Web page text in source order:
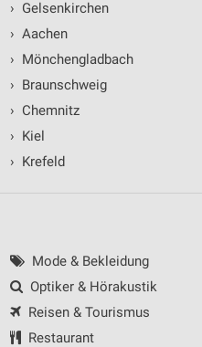
› Gelsenkirchen
› Aachen
› Mönchengladbach
› Braunschweig
› Chemnitz
› Kiel
› Krefeld
Mode & Bekleidung
Optiker & Hörakustik
Reisen & Tourismus
Restaurant